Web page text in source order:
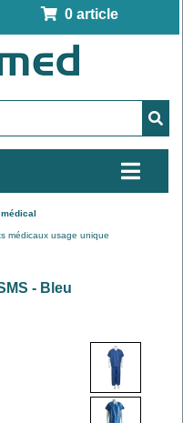
0 article
médicaux usage unique
- Bleu